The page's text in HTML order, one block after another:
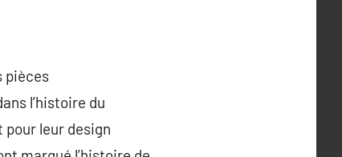
pièces
l’histoire du
leur design